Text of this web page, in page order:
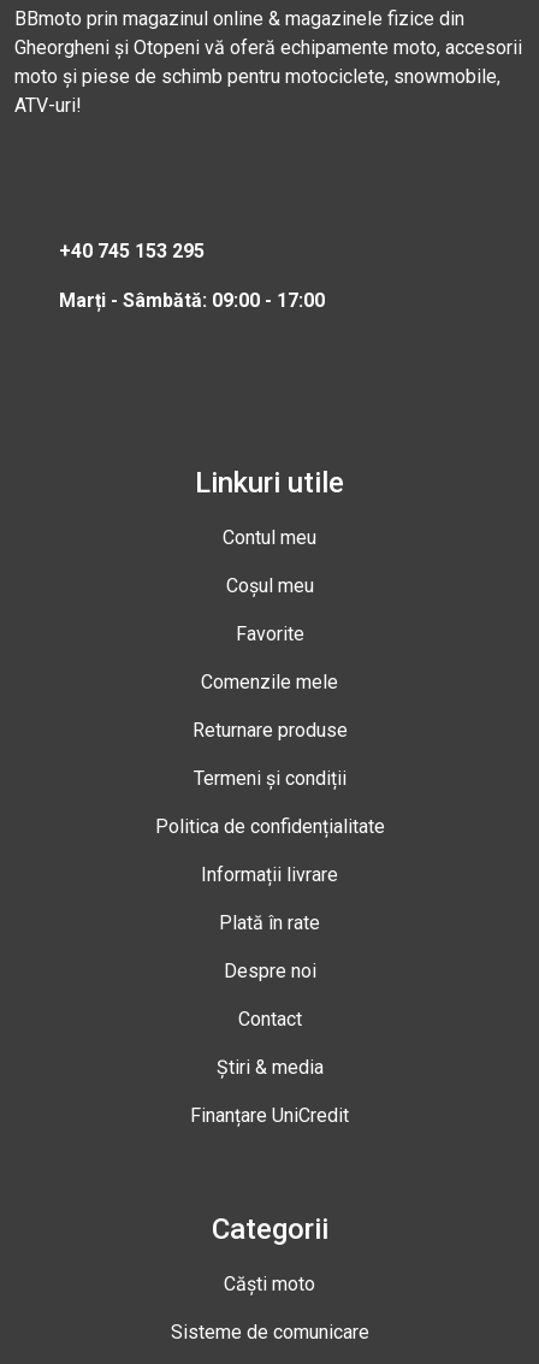
BBmoto prin magazinul online & magazinele fizice din
Gheorgheni și Otopeni vă oferă echipamente moto, accesorii
moto și piese de schimb pentru motociclete, snowmobile,
ATV-uri!
+40 745 153 295
Marți - Sâmbătă: 09:00 - 17:00
Linkuri utile
Contul meu
Coșul meu
Favorite
Comenzile mele
Returnare produse
Termeni și condiții
Politica de confidențialitate
Informații livrare
Plată în rate
Despre noi
Contact
Știri & media
Finanțare UniCredit
Categorii
Căști moto
Sisteme de comunicare